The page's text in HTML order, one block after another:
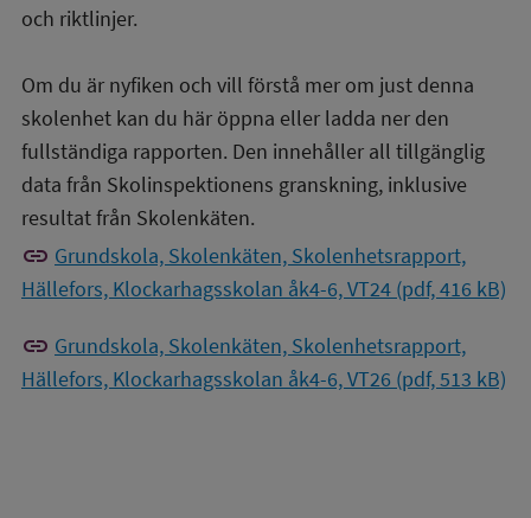
och riktlinjer.
Om du är nyfiken och vill förstå mer om just denna
skolenhet kan du här öppna eller ladda ner den
fullständiga rapporten. Den innehåller all tillgänglig
data från Skolinspektionens granskning, inklusive
resultat från Skolenkäten.
link Grundskola, Skolenkäten, Skolenhetsrapport,
Hällefors, Klockarhagsskolan åk4-6, VT24 (pdf, 416 kB)
link Grundskola, Skolenkäten, Skolenhetsrapport,
Hällefors, Klockarhagsskolan åk4-6, VT26 (pdf, 513 kB)